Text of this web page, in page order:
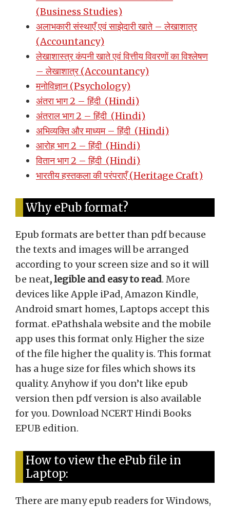
(Business Studies)
अलाभकारी संस्थाएँ एवं साझेदारी खाते – लेखाशात्र
(Accountancy)
लेखाशास्त्र कंपनी खाते एवं वित्तीय विवरणों का विश्लेषण
– लेखाशात्र (Accountancy)
मनोविज्ञान (Psychology)
अंतरा भाग 2 – हिंदी (Hindi)
अंतराल भाग 2 – हिंदी (Hindi)
अभिव्यक्ति और माध्यम – हिंदी (Hindi)
आरोह भाग 2 – हिंदी (Hindi)
वितान भाग 2 – हिंदी (Hindi)
भारतीय हस्तकला की परंपराएँ (Heritage Craft)
Why ePub format?
Epub formats are better than pdf because
the texts and images will be arranged
according to your screen size and so it will
be neat, legible and easy to read. More
devices like Apple iPad, Amazon Kindle,
Android smart homes, Laptops accept this
format. ePathshala website and the mobile
app uses this format only. Higher the size
of the file higher the quality is. This format
has a huge size for files which shows its
quality. Anyhow if you don’t like epub
version then pdf version is also available
for you. Download NCERT Hindi Books
EPUB edition.
How to view the ePub file in
Laptop:
There are many epub readers for Windows,